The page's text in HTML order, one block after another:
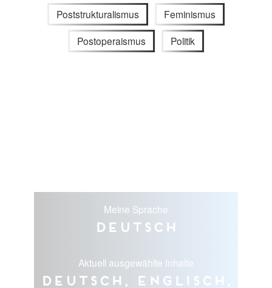
Poststrukturalismus Feminismus
Postoperaismus Politik
Meine Sprache
Deutsch
Aktuell ausgewählte Inhalte
Deutsch, Englisch,